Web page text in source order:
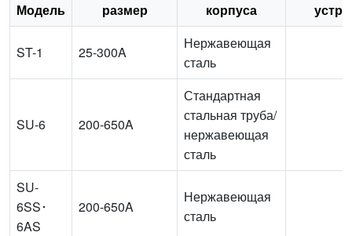
Модель
размер
корпуса
ST-1 25-300A
Нержавеющая
сталь
SU-6 200-650A
Стандартная
стальная труба/
нержавеющая
сталь
SU-
6SS･
6AS
200-650A
Нержавеющая
сталь